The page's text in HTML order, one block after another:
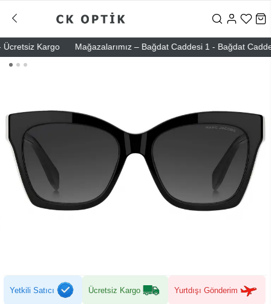
Kargo Mağazalarımız – Bağdat Caddesi 1 - Bağdat
Yetkili Satıcı Ücretsiz Kargo Yurtdışı Gönderim